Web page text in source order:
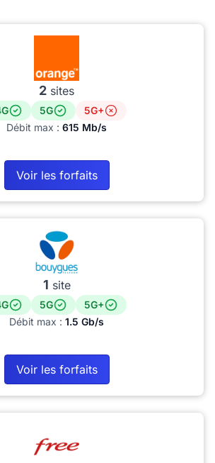
2 sites
5G
5G+
Débit max : 615 Mb/s
Voir les forfaits
1 site
5G
5G+
Débit max : 1.5 Gb/s
Voir les forfaits